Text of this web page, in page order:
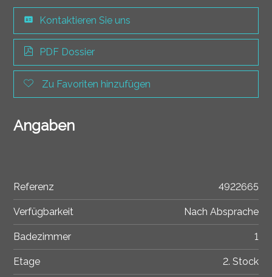
Kontaktieren Sie uns
PDF Dossier
Zu Favoriten hinzufügen
Angaben
Referenz 4922665
Verfügbarkeit Nach Absprache
Badezimmer 1
Etage 2. Stock